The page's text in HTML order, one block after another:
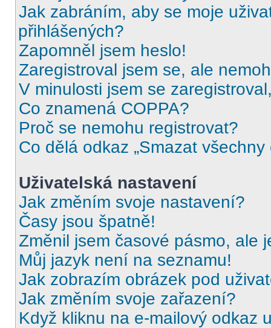
Jak zabráním, aby se moje
přihlášených?
Zapomněl jsem heslo!
Zaregistroval jsem se, ale
V minulosti jsem se
Co znamená COPPA?
Proč se nemohu registrovat?
Co dělá odkaz „Smazat všechny
Uživatelská nastavení
Jak změním svoje nastavení?
Časy jsou špatně!
Změnil jsem časové pásmo, ale
Můj jazyk není na seznamu!
Jak zobrazím obrázek pod
Jak změním svoje zařazení?
Když kliknu na e-mailový odkaz